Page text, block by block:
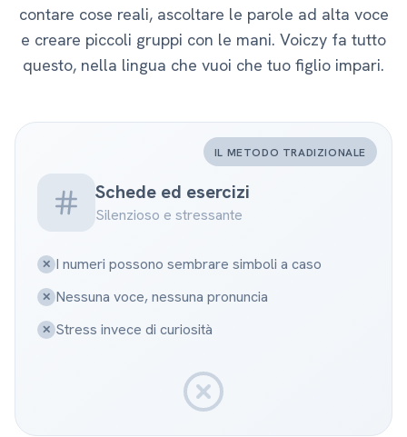
contare cose reali, ascoltare le parole ad alta voce
e creare piccoli gruppi con le mani. Voiczy fa tutto
questo, nella lingua che vuoi che tuo figlio impari.
IL METODO TRADIZIONALE
Schede ed esercizi
Silenzioso e stressante
✕ I numeri possono sembrare simboli a caso
✕ Nessuna voce, nessuna pronuncia
✕ Stress invece di curiosità